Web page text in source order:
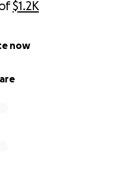
$1.2K
now
mis clientes y a la vez
donde la persona se